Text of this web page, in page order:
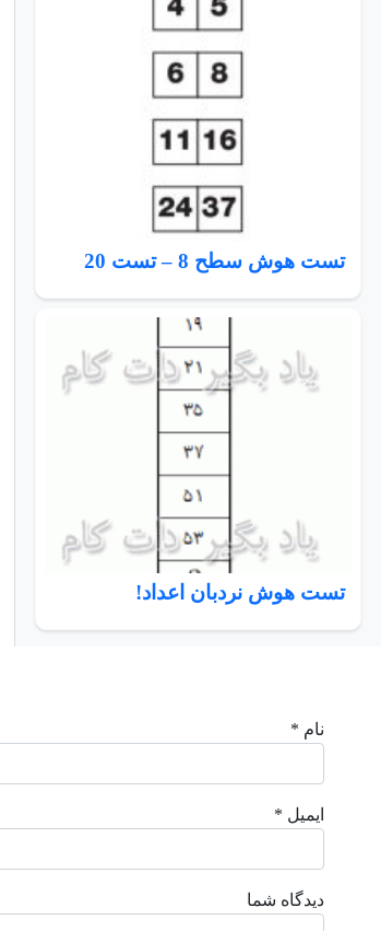
تست هوش سطح 8 – تست 20
تست هوش نردبان اعداد!
نام *
ایمیل *
دیدگاه شما